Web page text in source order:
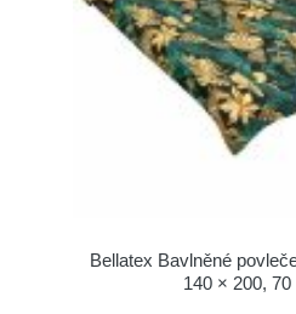
Bellatex Bavlněné
140 × 200,